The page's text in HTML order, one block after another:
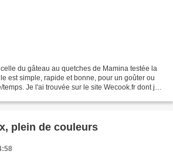
du gâteau au quetches de Mamina testée la
est simple, rapide et bonne, pour un goûter ou
Je l'ai trouvée sur le site Wecook.fr dont je
plein de couleurs